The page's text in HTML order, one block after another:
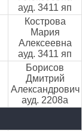
ауд. 3411 яп
Кострова
Мария
Алексеевна
ауд. 3411 яп
Борисов
Дмитрий
Александрович
ауд. 2208а